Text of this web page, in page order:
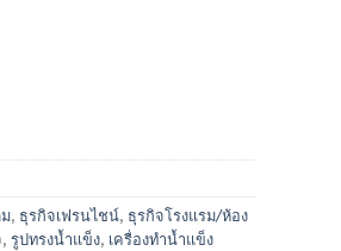
, ธุรกิจเฟรนไชน์, ธุรกิจโรงแรม/ห้อง
,รูปทรงน้ำแข็ง, เครื่องทำน้ำแข็ง